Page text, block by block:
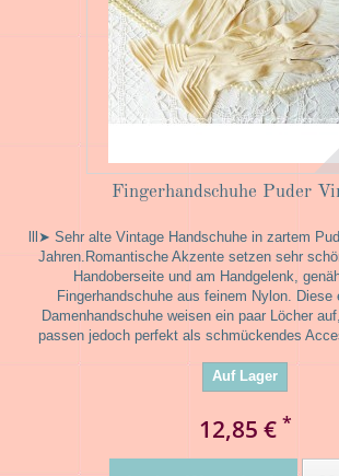
Fingerhandschuhe Puder
lll➤ Sehr alte Vintage Handschuhe in zartem
Jahren.Romantische Akzente setzen sehr
Handoberseite und am Handgelenk,
Fingerhandschuhe aus feinem Nylon. Diese
Damenhandschuhe weisen ein paar Löcher
passen jedoch perfekt als schmückendes
Auf Lager
12,85 € *